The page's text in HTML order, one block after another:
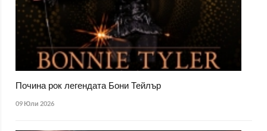
Почина рок легендата Бони Тейлър
09 Юли 2026